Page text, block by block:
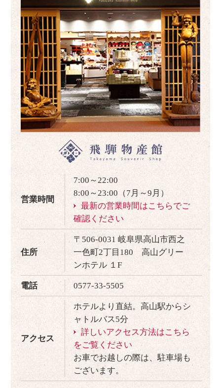
営業時間
7:00～22:00
8:00～23:00（7月～9月）
最新の営業時間はこちらでご
確認ください
住所
〒506-0031 岐阜県高山市西之
一色町2丁目180 高山グリー
ンホテル １F
電話 0577-33-5505
アクセス
ホテルより直結。高山駅からシ
ャトルバス5分
詳しいアクセス方法はこちら
をご覧ください
お車でお越しの際は、駐車場も
ございます。